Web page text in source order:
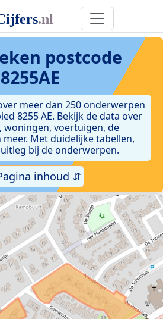
postcode
8255AE
meer dan 250 onderwerpen
8255 AE. Bekijk de data over
woningen, voertuigen, de
Met duidelijke tabellen,
bij de onderwerpen.
inhoud ⇵